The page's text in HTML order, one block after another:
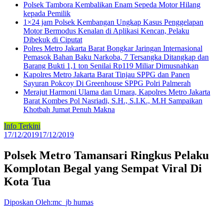
Polsek Tambora Kembalikan Enam Sepeda Motor Hilang
kepada Pemilik
1×24 jam Polsek Kembangan Ungkap Kasus Penggelapan
Motor Bermodus Kenalan di Aplikasi Kencan, Pelaku
Dibekuk di Ciputat
Polres Metro Jakarta Barat Bongkar Jaringan Internasional
Pemasok Bahan Baku Narkoba, 7 Tersangka Ditangkap dan
Barang Bukti 1,1 ton Senilai Rp119 Miliar Dimusnahkan
Kapolres Metro Jakarta Barat Tinjau SPPG dan Panen
Sayuran Pokcoy Di Greenhouse SPPG Polri Palmerah
Merajut Harmoni Ulama dan Umara, Kapolres Metro Jakarta
Barat Kombes Pol Nasriadi, S.H., S.I.K., M.H Sampaikan
Khotbah Jumat Penuh Makna
Info Terkini
17/12/201917/12/2019
Polsek Metro Tamansari Ringkus Pelaku
Komplotan Begal yang Sempat Viral Di
Kota Tua
Diposkan Oleh:mc_jb humas